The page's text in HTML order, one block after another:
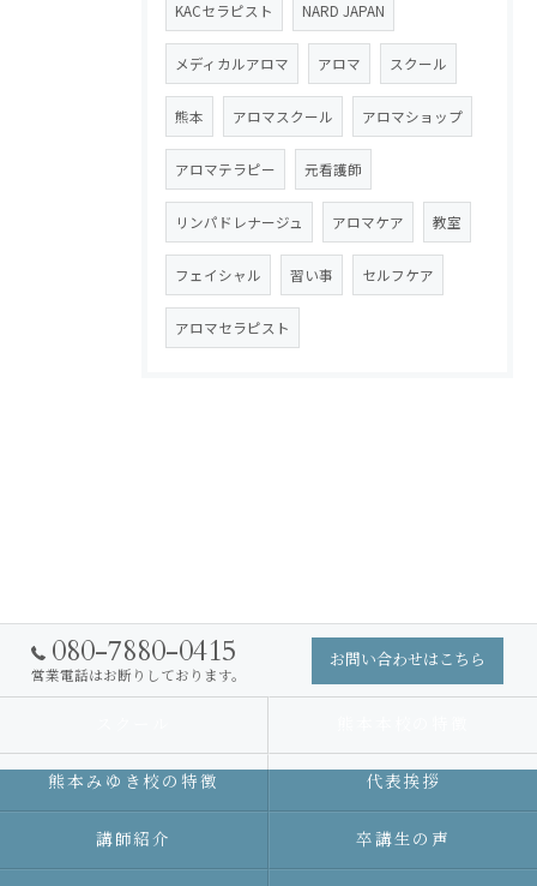
KACセラピスト NARD JAPAN
メディカルアロマ アロマ スクール
熊本 アロマスクール アロマショップ
アロマテラピー 元看護師
リンパドレナージュ アロマケア 教室
フェイシャル 習い事 セルフケア
アロマセラピスト
080-7880-0415
営業電話はお断りしております。
お問い合わせはこちら
熊本みゆき校の特徴 代表挨拶
講師紹介 卒講生の声